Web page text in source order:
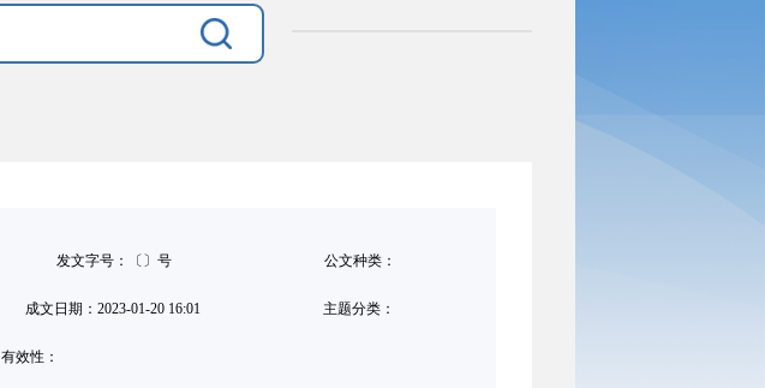
发文字号：〔〕号 公文种类：
成文日期：2023-01-20 16:01 主题分类：
有效性：